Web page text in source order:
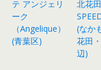
テ アンジェリ
ーク
（Angelique）
(青葉区)
北花
(なか
花田
辺)